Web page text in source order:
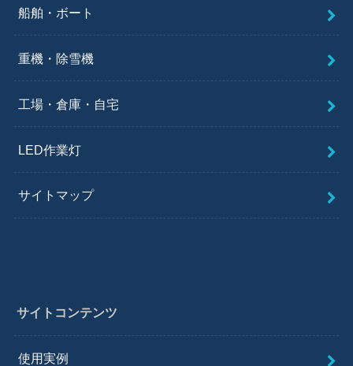
船舶・ボート
重機・除雪機
工場・倉庫・自宅
LED作業灯
サイトマップ
サイトコンテンツ
使用実例